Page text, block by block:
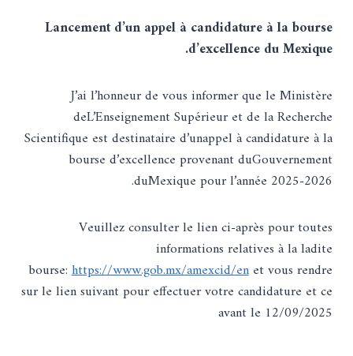
Lancement d’un appel à candidature à la bourse
d’excellence du Mexique.
J’ai l’honneur de vous informer que le Ministère
deL’Enseignement Supérieur et de la Recherche
Scientifique est destinataire d’unappel à candidature à la
bourse d’excellence provenant duGouvernement
duMexique pour l’année 2025-2026.
Veuillez consulter le lien ci-après pour toutes
informations relatives à la ladite
bourse:https://www.gob.mx/amexcid/enet vous rendre
sur le lien suivant pour effectuer votre candidature et ce
avant le 12/09/2025